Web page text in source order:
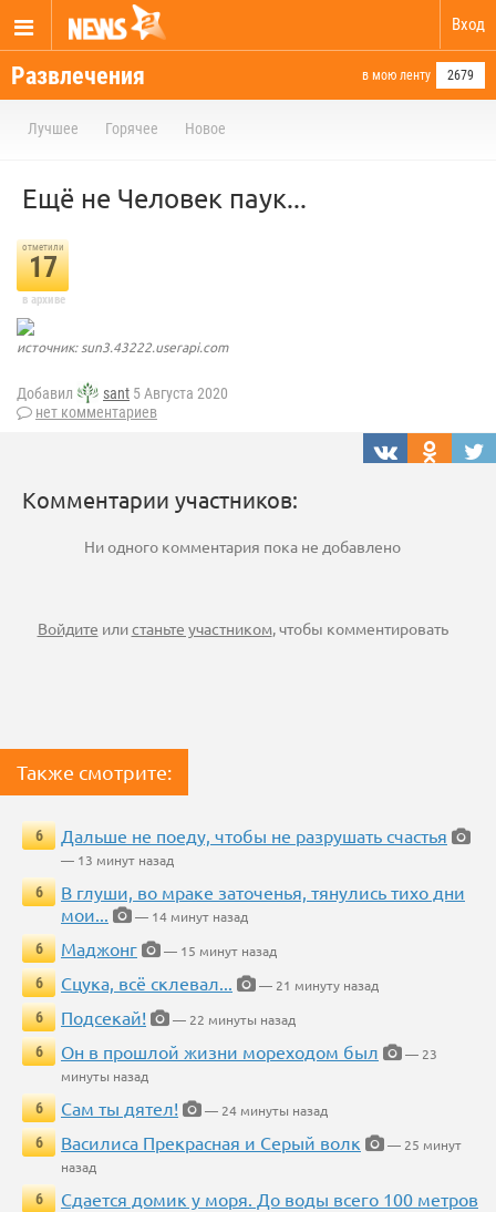
Вход
Развлечения в мою ленту 2679
Лучшее Горячее Новое
Ещё не Человек паук...
отметили
17
в архиве
источник: sun3.43222.userapi.com
Добавил sant 5 Августа 2020
нет комментариев
Комментарии участников:
Ни одного комментария пока не добавлено
Войдите илистаньте участником, чтобы комментировать
Также смотрите:
6 Дальше не поеду, чтобы не разрушать счастья
— 13 минут назад
6
В глуши, во мраке заточенья, тянулись тихо дни
мои...
— 14 минут назад
6
Маджонг
— 15 минут назад
6
Сцука, всё склевал...
— 21 минуту назад
6
Подсекай!
— 22 минуты назад
6
Он в прошлой жизни мореходом был
— 23
минуты назад
6
Сам ты дятел!
— 24 минуты назад
6
Василиса Прекрасная и Серый волк
— 25 минут
назад
6
Сдается домик у моря. До воды всего 100 метров